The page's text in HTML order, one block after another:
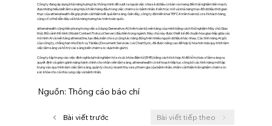
Công ty đang áp dụng khả năng tương tác thông minh để vượt ra ngoài việc chia sẻ dữ liệu cơ bản và mang đến trải nghiệm liền mạch,
đưa những hiểu biết lâm sàng hữu ích lên hàng đầu trong việc chăm sóc bệnh nhân. Kiến trúc mở và khả năng trao đổi dữ liệu thời gian
thực của athenahealth đã góp phần cải thiện kết quả lâm sàng. Gần đây, công ty đã triển khai TEFCA trên toàn bộ cơ sở khách hàng,
củng cố vị thế dẫn đầu về khả năng tương tác trên toàn quốc.
athenahealth cũng tiên phong trong việc sử dụng Generative AI) trên toàn bộ nền tảng của mình bằng cách thử nghiệm Máy chủ Giao
thức Bối cảnh Mô hình (Model Context Protocol Server) đầu tiên trong ngành. Máy chủ này được thiết kế để chuẩn hóa giao tiếp giữa các
mô hình AI và nền tảng athenaOne, tạo điều kiện cho sự cộng tác năng động trên nhiều nguồn dữ liệu khác nhau. Các tính năng AI gốc
của công ty, chẳng hạn như Dịch vụ Tài liệu (Document Services) và ChartSync, đã được nâng cao để hợp lý hóa hơn nữa quy trình làm
việc lâm sàng và hỗ trợ các sáng kiến chăm sóc dựa trên giá trị.
Công ty tập trung vào việc định nghĩa lại trải nghiệm hồ sơ sức khỏe điện tử (EHR) bằng cách tích hợp AI để hỗ trợ bác sĩ lâm sàng ra
quyết định và giảm gánh nặng hành chính cho nhân viên lâm sàng. athenahealth có kế hoạch tiếp tục công bố các tính năng mới tập
trung vào quy trình làm việc lâm sàng, quản lý chu kỳ doanh thu và sự tham gia của bệnh nhân, nhằm cải thiện trải nghiệm chăm sóc
sức khỏe cho cả nhà cung cấp và bệnh nhân.
Nguồn: Thông cáo báo chí
Bài viết trước Bài viết tiếp theo